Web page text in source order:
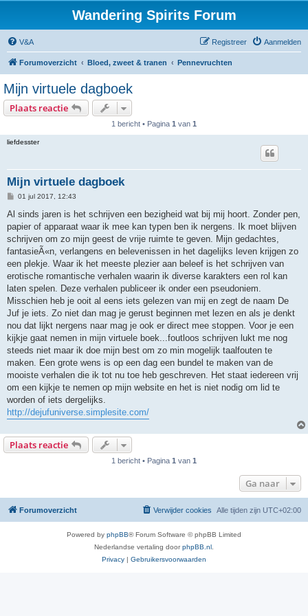
Wandering Spirits Forum
V&A Aanmelden
Registreer
Forumoverzicht Bloed, zweet & tranen Pennevruchten
Mijn virtuele dagboek
Plaats reactie
1 bericht • Pagina 1 van 1
liefdesster
Mijn virtuele dagboek
B
c
h
01 jul 2017, 12:43
Al sinds jaren is het schrijven een bezigheid wat bij mij hoort. Zonder pen,
papier of apparaat waar ik mee kan typen ben ik nergens. Ik moet blijven
schrijven om zo mijn geest de vrije ruimte te geven. Mijn gedachtes,
fantasieÃ«n, verlangens en belevenissen in het dagelijks leven krijgen zo
een plekje. Waar ik het meeste plezier aan beleef is het schrijven van
erotische romantische verhalen waarin ik diverse karakters een rol kan
laten spelen. Deze verhalen publiceer ik onder een pseudoniem.
Misschien heb je ooit al eens iets gelezen van mij en zegt de naam De
Juf je iets. Zo niet dan mag je gerust beginnen met lezen en als je denkt
nou dat lijkt nergens naar mag je ook er direct mee stoppen. Voor je een
kijkje gaat nemen in mijn virtuele boek...foutloos schrijven lukt me nog
steeds niet maar ik doe mijn best om zo min mogelijk taalfouten te
maken. Een grote wens is op een dag een bundel te maken van de
mooiste verhalen die ik tot nu toe heb geschreven. Het staat iedereen vrij
om een kijkje te nemen op mijn website en het is niet nodig om lid te
worden of iets dergelijks.
http://dejufuniverse.simplesite.com/
Plaats reactie
1 bericht • Pagina 1 van 1
Ga naar
Forumoverzicht Alle tijden zijn UTC+02:00
Verwijder cookies
Powered by phpBB® Forum Software © phpBB Limited
Nederlandse vertaling doorphpBB.nl
Privacy | Gebruikersvoorwaarden